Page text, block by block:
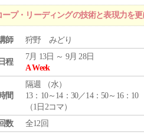
プ・リーディングの技術と表現力を
師 狩野 みどり
日程
7月 13日 ～ 9月 28日
A Week
間
隔週 （水）
13：10～14：30／14：50～16：10
（1日2コマ）
数
全12回